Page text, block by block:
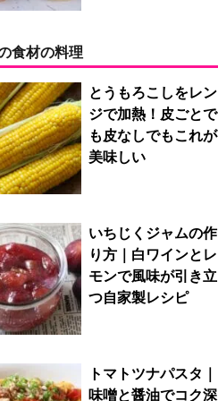
食材の料理
とうもろこしをレン
ジで加熱！皮ごとで
も皮なしでもこれが
美味しい
いちじくジャムの作
り方｜白ワインとレ
モンで風味が引き立
つ自家製レシピ
トマトツナパスタ｜
味噌と醤油でコク深